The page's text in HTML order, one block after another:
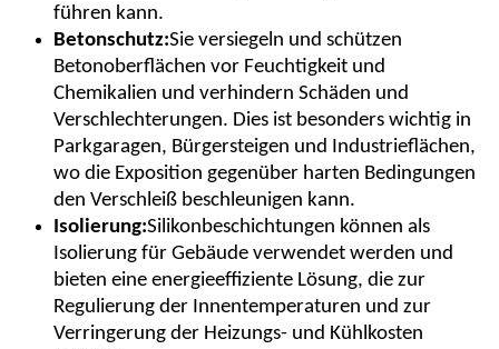
führen kann.
Betonschutz:Sie versiegeln und schützen
Betonoberflächen vor Feuchtigkeit und
Chemikalien und verhindern Schäden und
Verschlechterungen. Dies ist besonders wichtig in
Parkgaragen, Bürgersteigen und Industrieflächen,
wo die Exposition gegenüber harten Bedingungen
den Verschleiß beschleunigen kann.
Isolierung:Silikonbeschichtungen können als
Isolierung für Gebäude verwendet werden und
bieten eine energieeffiziente Lösung, die zur
Regulierung der Innentemperaturen und zur
Verringerung der Heizungs- und Kühlkosten